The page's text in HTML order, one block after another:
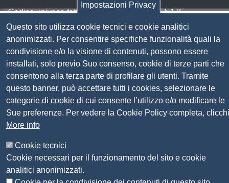
Codice univoco fatturazione elettronica:
UFN1JE
Pagare con PagoPA
Seguici su
Sito web
Amministrazione trasparente
Mappa del sito
Privacy
Social Media Policy
Dichiarazione di accessibilità
Feedback accessibilità
Siti tematici: Maremma e Tirreno Itinerari
Impostazioni Privacy
Questo sito utilizza cookie tecnici e cookie analitici
anonimizzati. Per consentire specifiche funzionalità quali la
condivisione e/o la visione di contenuti, possono essere
installati, solo previo Suo consenso, cookie di terze parti che
consentono alla terza parte di profilare gli utenti. Tramite
questo banner, può accettare tutti i cookies, selezionare le
categorie di cookie di cui consente l’utilizzo e/o modificare le
Sue preferenze. Per vedere la Cookie Policy completa, clicchi
More info
Cookie tecnici
Cookie necessari per il funzionamento del sito e cookie
analitici anonimizzati.